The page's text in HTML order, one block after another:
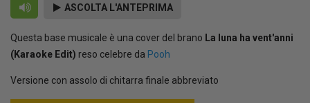
ASCOLTA L'ANTEPRIMA
Questa base musicale è una cover del brano La luna ha vent'anni
(Karaoke Edit) reso celebre da Pooh
Versione con assolo di chitarra finale abbreviato